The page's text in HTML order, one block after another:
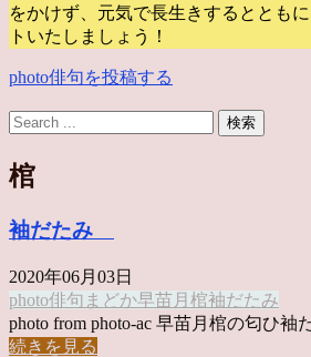
をかけず、元気で長生きするととも
トいたしましょう！
photo俳句を投稿する
棺
袖だたみ
2020年06月03日
photo俳句 まどか早苗月 棺袖だたみ
photo from photo-ac 早苗月棺の匂ひ袖
続きを見る